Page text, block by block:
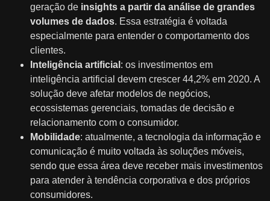
geração de insights a partir da análise de grandes
volumes de dados. Essa estratégia é voltada
especialmente para entender o comportamento dos
clientes.
Inteligência artificial : os investimentos em
inteligência artificial devem crescer 44,2% em 2020. A
solução deve afetar modelos de negócios,
ecossistemas gerenciais, tomadas de decisão e
relacionamento com o consumidor.
Mobilidade: atualmente, a tecnologia da informação e
comunicação é muito voltada às soluções móveis,
sendo que essa área deve receber mais investimentos
para atender à tendência corporativa e dos próprios
consumidores.